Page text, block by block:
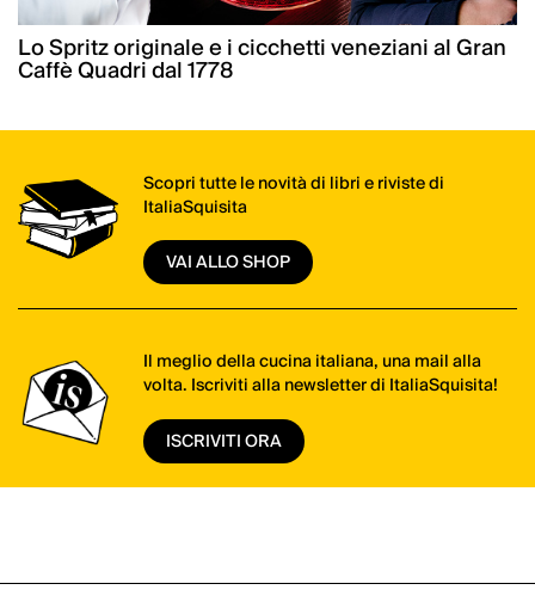
Lo Spritz originale e i cicchetti veneziani al Gran
Caffè Quadri dal 1778
Scopri tutte le novità di libri e riviste di
ItaliaSquisita
VAI ALLO SHOP
Il meglio della cucina italiana, una mail alla
volta. Iscriviti alla newsletter di ItaliaSquisita!
ISCRIVITI ORA